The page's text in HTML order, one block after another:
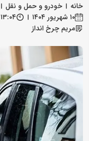
خانه خودرو و حمل و نقل
۱۰ شهریور ۱۴۰۴
۱۳:۰۴
مریم چرخ انداز